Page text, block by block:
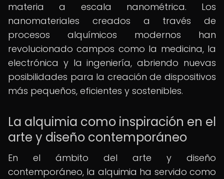
materia a escala nanométrica. Los
nanomateriales creados a través de
procesos alquímicos modernos han
revolucionado campos como la medicina, la
electrónica y la ingeniería, abriendo nuevas
posibilidades para la creación de dispositivos
más pequeños, eficientes y sostenibles.
La alquimia como inspiración en el
arte y diseño contemporáneo
En el ámbito del arte y diseño
contemporáneo, la alquimia ha servido como